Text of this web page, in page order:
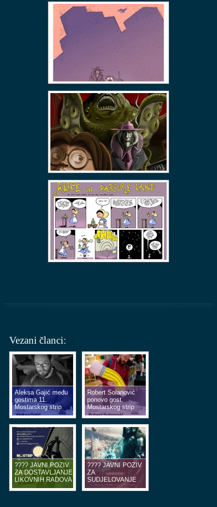
Vezani članci:
Aleksa Gajić među
gostima 11.
Mostarskog strip
vikenda
Robert Solanović
ponovo gost
Mostarskog strip
vikenda
???? JAVNI POZIV
ZA DOSTAVLJANJE
LIKOVNIH RADOVA
U OBLIKU
???? JAVNI POZIV
ZA
SUDJELOVANJE
NA EDUKACIJSKIM